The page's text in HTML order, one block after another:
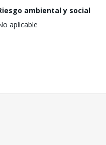
ambiental y social
aplicable